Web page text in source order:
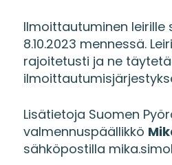
Ilmoittautuminen leirille
8.10.2023 mennessä.
rajoitetusti ja ne
Lisätietoja Suomen
valmennuspäällikkö
sähköpostilla